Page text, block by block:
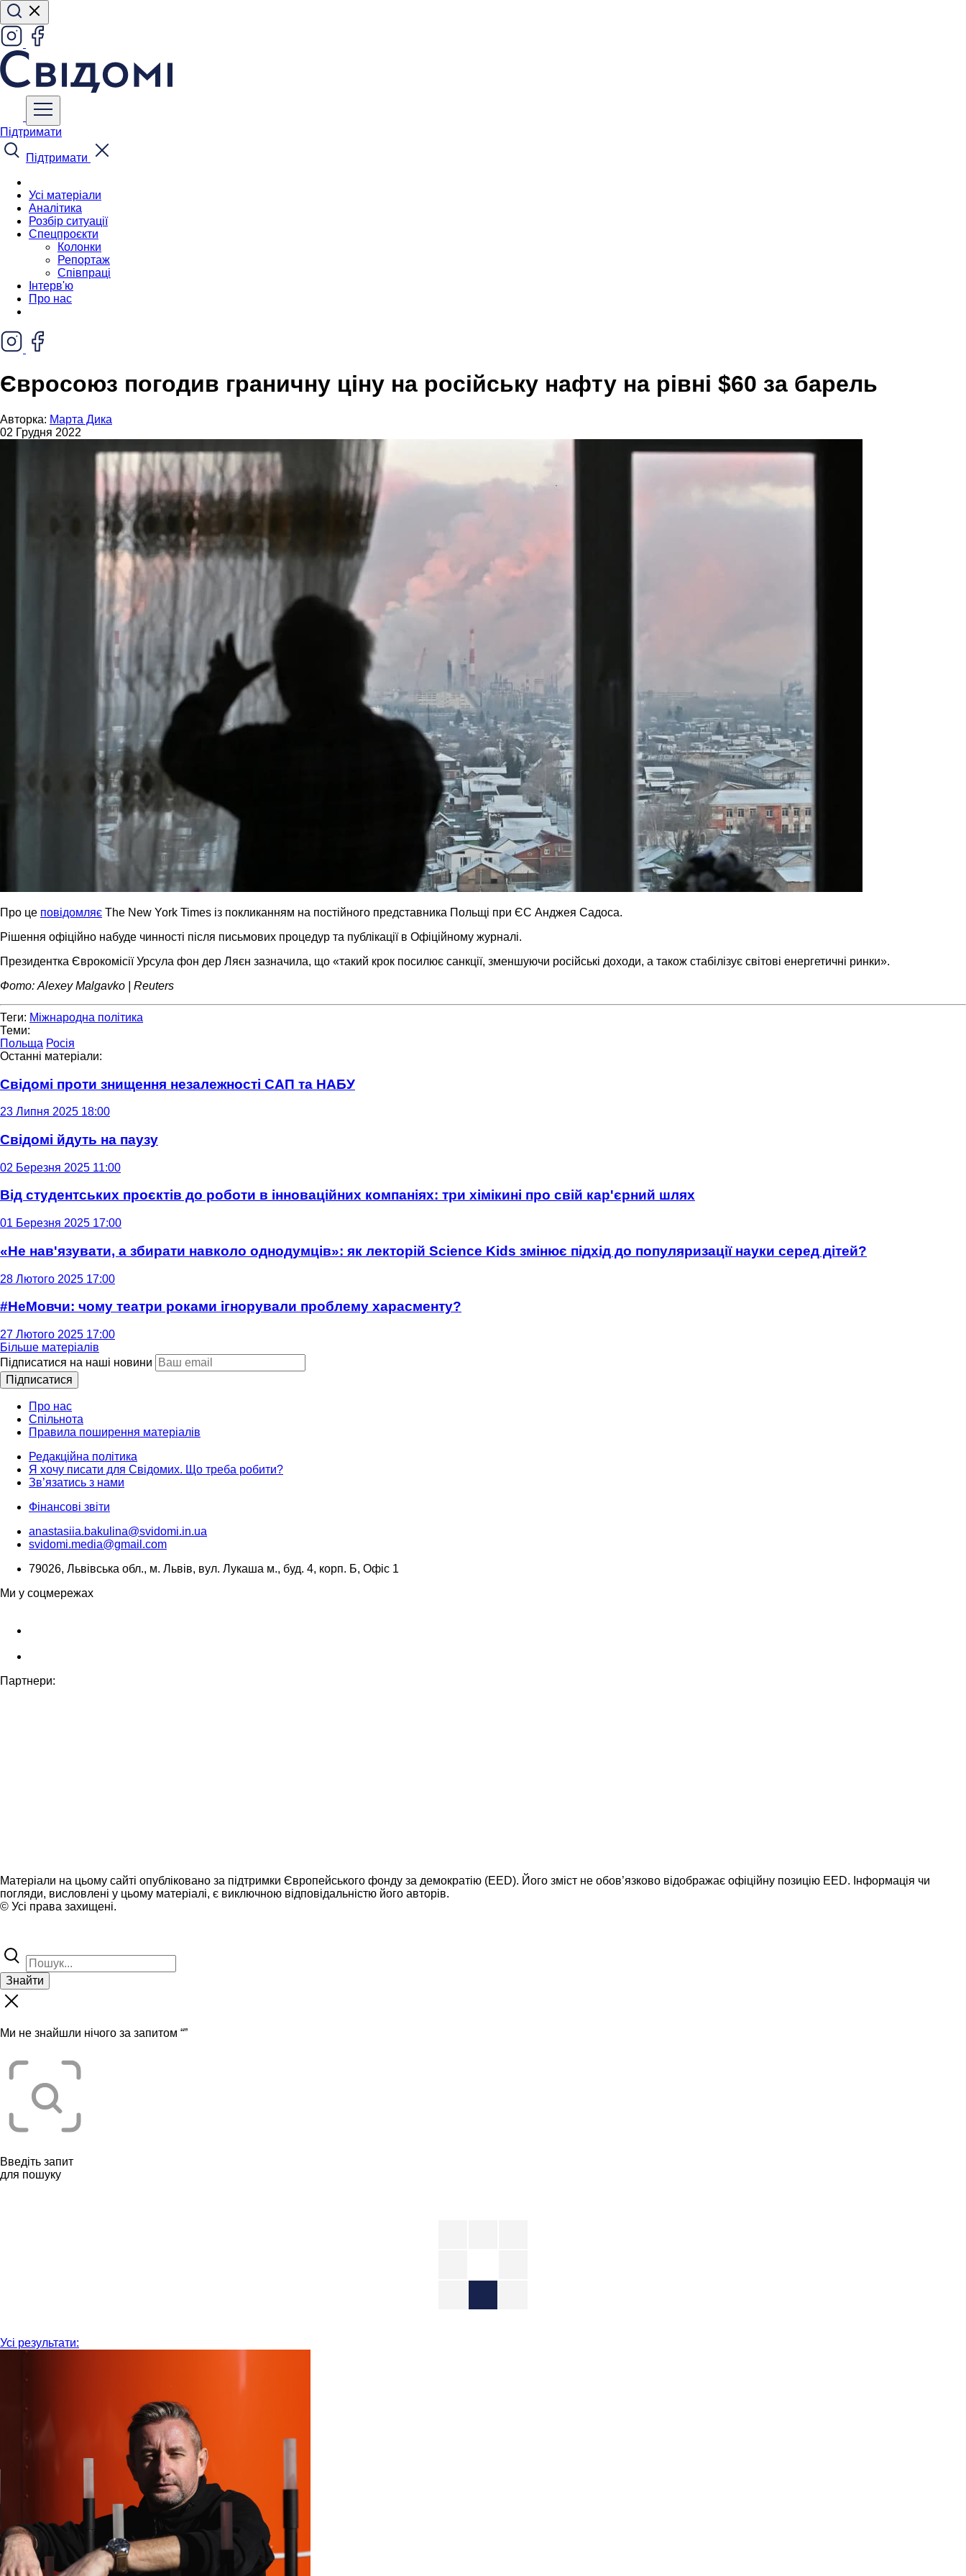
Підтримати
Підтримати
Усі матеріали
Аналітика
Розбір ситуації
Спецпроєкти
Колонки
Репортаж
Співпраці
Інтерв'ю
Про нас
Євросоюз погодив граничну ціну на російську нафту на рівні $60 за барель
Авторка: Марта Дика
02 Грудня 2022
Про це повідомляє The New York Times із покликанням на постійного представника Польщі при ЄС Анджея Садоса.
Рішення офіційно набуде чинності після письмових процедур та публікації в Офіційному журналі.
Президентка Єврокомісії Урсула фон дер Ляєн зазначила, що «такий крок посилює санкції, зменшуючи російські доходи, а також стабілізує світові енергетичні ринки».
Фото: Alexey Malgavko | Reuters
Теги: Міжнародна політика
Теми:
Польща Росія
Останні матеріали:
Свідомі проти знищення незалежності САП та НАБУ
23 Липня 2025 18:00
Свідомі йдуть на паузу
02 Березня 2025 11:00
Від студентських проєктів до роботи в інноваційних компаніях: три хімікині про свій кар'єрний шлях
01 Березня 2025 17:00
«Не нав'язувати, а збирати навколо однодумців»: як лекторій Science Kids змінює підхід до популяризації науки серед дітей?
28 Лютого 2025 17:00
#НеМовчи: чому театри роками ігнорували проблему харасменту?
27 Лютого 2025 17:00
Більше матеріалів
Підписатися на наші новини
Підписатися
Про нас
Спільнота
Правила поширення матеріалів
Редакційна політика
Я хочу писати для Свідомих. Що треба робити?
Зв’язатись з нами
Фінансові звіти
anastasiia.bakulina@svidomi.in.ua
svidomi.media@gmail.com
79026, Львівська обл., м. Львів, вул. Лукаша м., буд. 4, корп. Б, Офіс 1
Ми у соцмережах
Партнери:
Матеріали на цьому сайті опубліковано за підтримки Європейського фонду за демократію (EED). Його зміст не обов’язково відображає офіційну позицію EED. Інформація чи
погляди, висловлені у цьому матеріалі, є виключною відповідальністю його авторів.
© Усі права захищені.
Знайти
Ми не знайшли нічого за запитом “”
Введіть запит
для пошуку
Усі результати: